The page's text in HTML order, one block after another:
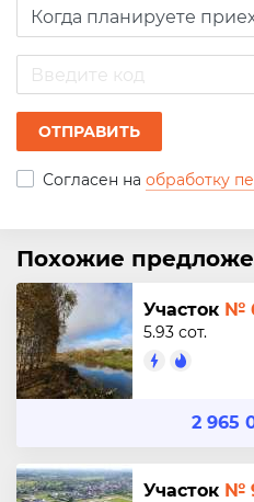
ОТПРАВИТЬ
Согласен на обработку
Похожие
Участок №
5.93 сот.
2 965
Участок №